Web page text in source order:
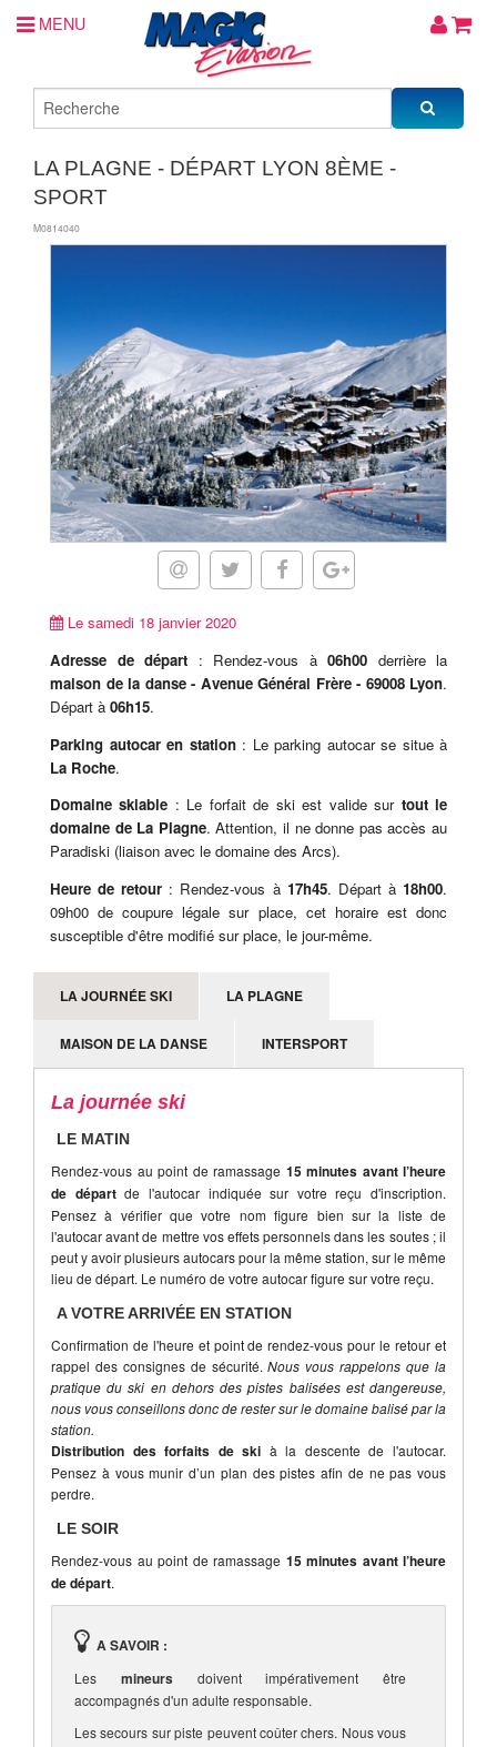
MENU
LA PLAGNE - DÉPART LYON 8ÈME -
SPORT
M0814040
Le samedi 18 janvier 2020
Adresse de départ : Rendez-vous à 06h00 derrière la
maison de la danse - Avenue Général Frère - 69008 Lyon.
Départ à 06h15.
Parking autocar en station : Le parking autocar se situe à
La Roche.
Domaine skiable : Le forfait de ski est valide surtout le
domaine de La Plagne. Attention, il ne donne pas accès au
Paradiski (liaison avec le domaine des Arcs).
Heure de retour : Rendez-vous à 17h45. Départ à18h00.
09h00 de coupure légale sur place, cet horaire est donc
susceptible d'être modifié sur place, le jour-même.
LA JOURNÉE SKI LA PLAGNE
MAISON DE LA DANSE INTERSPORT
La journée ski
LE MATIN
Rendez-vous au point de ramassage 15 minutes avant l’heure
de départde l'autocar indiquée sur votre reçu d'inscription.
Pensez à vérifier que votre nom figure bien sur la liste de
l'autocar avant de mettre vos effets personnels dans les soutes ; il
peut y avoir plusieurs autocars pour la même station, sur le même
lieu de départ. Le numéro de votre autocar figure sur votre reçu.
A VOTRE ARRIVÉE EN STATION
Confirmation de l'heure et point de rendez-vous pour le retour et
rappel des consignes de sécurité.Nous vous rappelons que la
pratique du ski en dehors des pistes balisées est dangereuse,
nous vous conseillons donc de rester sur le domaine balisé par la
station.
Distribution des forfaits de ski à la descente de l'autocar.
Pensez à vous munir d’un plan des pistes afin de ne pas vous
perdre.
LE SOIR
Rendez-vous au point de ramassage 15 minutes avant l’heure
de départ.
A SAVOIR :
Les mineurs doivent impérativement être
accompagnés d'un adulte responsable.
Les secours sur piste peuvent coûter chers. Nous vous